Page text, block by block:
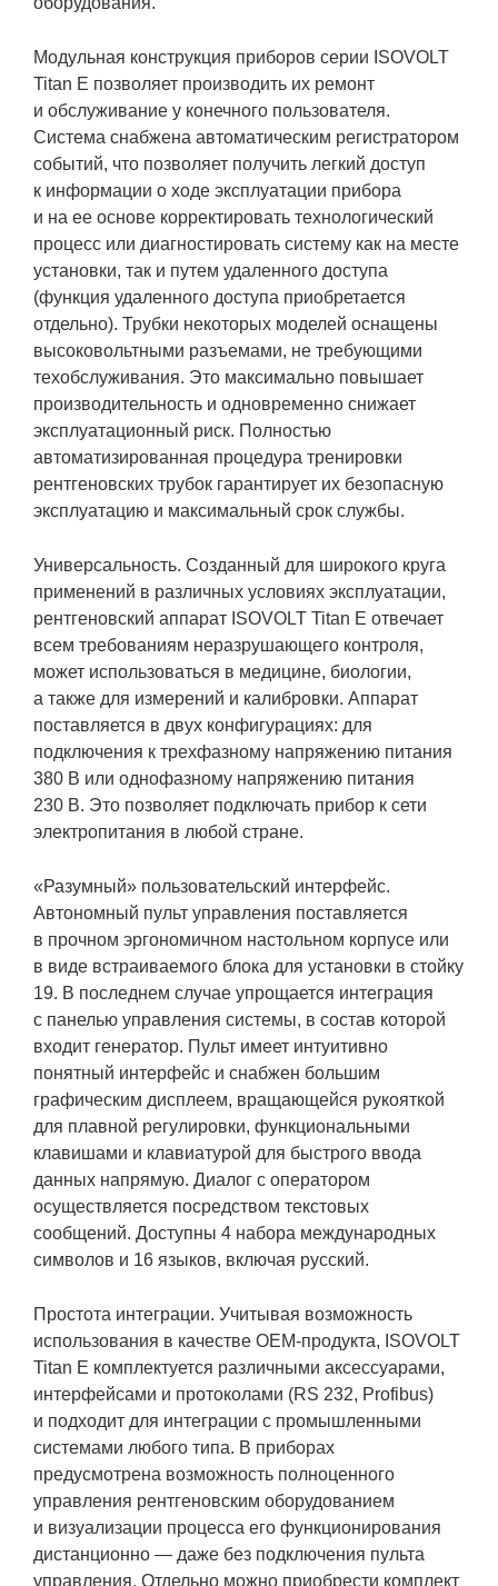
Модульная конструкция приборов серии ISOVOLT
Titan E позволяет производить их ремонт
и обслуживание у конечного пользователя.
Система снабжена автоматическим регистратором
событий, что позволяет получить легкий доступ
к информации о ходе эксплуатации прибора
и на ее основе корректировать технологический
процесс или диагностировать систему как на месте
установки, так и путем удаленного доступа
(функция удаленного доступа приобретается
отдельно). Трубки некоторых моделей оснащены
высоковольтными разъемами, не требующими
техобслуживания. Это максимально повышает
производительность и одновременно снижает
эксплуатационный риск. Полностью
автоматизированная процедура тренировки
рентгеновских трубок гарантирует их безопасную
эксплуатацию и максимальный срок службы.
Универсальность. Созданный для широкого круга
применений в различных условиях эксплуатации,
рентгеновский аппарат ISOVOLT Titan E отвечает
всем требованиям неразрушающего контроля,
может использоваться в медицине, биологии,
а также для измерений и калибровки. Аппарат
поставляется в двух конфигурациях: для
подключения к трехфазному напряжению питания
380 В или однофазному напряжению питания
230 В. Это позволяет подключать прибор к сети
электропитания в любой стране.
«‎Разумный» пользовательский интерфейс.
Автономный пульт управления поставляется
в прочном эргономичном настольном корпусе или
в виде встраиваемого блока для установки в стойку
19. В последнем случае упрощается интеграция
с панелью управления системы, в состав которой
входит генератор. Пульт имеет интуитивно
понятный интерфейс и снабжен большим
графическим дисплеем, вращающейся рукояткой
для плавной регулировки, функциональными
клавишами и клавиатурой для быстрого ввода
данных напрямую. Диалог с оператором
осуществляется посредством текстовых
сообщений. Доступны 4 набора международных
символов и 16 языков, включая русский.
Простота интеграции. Учитывая возможность
использования в качестве OEM-продукта, ISOVOLT
Titan E комплектуется различными аксессуарами,
интерфейсами и протоколами (RS 232, Profibus)
и подходит для интеграции с промышленными
системами любого типа. В приборах
предусмотрена возможность полноценного
управления рентгеновским оборудованием
и визуализации процесса его функционирования
дистанционно — даже без подключения пульта
управления. Отдельно можно приобрести комплект